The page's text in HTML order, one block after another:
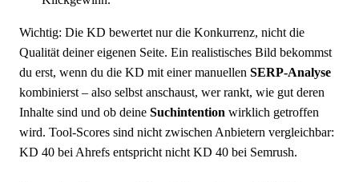
Wichtig: Die KD bewertet nur die Konkurrenz, nicht die
Qualität deiner eigenen Seite. Ein realistisches Bild bekommst
du erst, wenn du die KD mit einer manuellen SERP-Analyse
kombinierst – also selbst anschaust, wer rankt, wie gut deren
Inhalte sind und ob deine Suchintention wirklich getroffen
wird. Tool-Scores sind nicht zwischen Anbietern vergleichbar:
KD 40 bei Ahrefs entspricht nicht KD 40 bei Semrush.